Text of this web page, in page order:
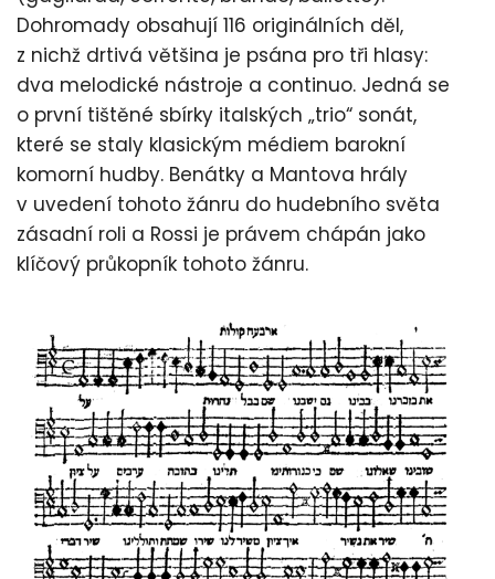
Dohromady obsahují 116 originálních děl,
z nichž drtivá většina je psána pro tři hlasy:
dva melodické nástroje a continuo. Jedná se
o první tištěné sbírky italských „trio“ sonát,
které se staly klasickým médiem barokní
komorní hudby. Benátky a Mantova hrály
v uvedení tohoto žánru do hudebního světa
zásadní roli a Rossi je právem chápán jako
klíčový průkopník tohoto žánru.